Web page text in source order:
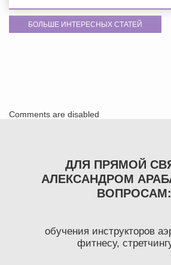
БОЛЬШЕ ИНТЕРЕСНЫХ СТАТЕЙ
Comments are disabled
ДЛЯ ПРЯМОЙ
АЛЕКСАНДРОМ
ВОПРОСАМ:
обучения инструкторов
фитнесу,